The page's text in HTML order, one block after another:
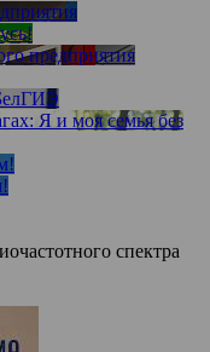
предприятия
Я и моя семья без
спектра